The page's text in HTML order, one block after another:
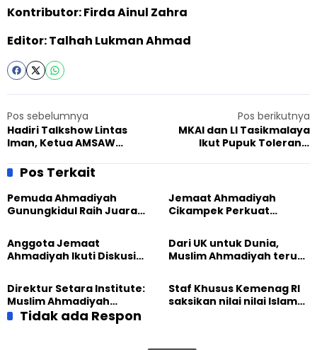
Kontributor: Firda Ainul Zahra
Editor: Talhah Lukman Ahmad
Pos sebelumnya
Hadiri Talkshow Lintas
Iman, Ketua AMSAW
Ahmadi Menjaga
Keberlangsung Ekologi
Pos berikutnya
MKAI dan LI Tasikmalaya
Ikut Pupuk Toleransi
Anak Muda
Pos Terkait
Pemuda Ahmadiyah
Gunungkidul Raih Juara
Jemaat Ahmadiyah
Cikampek Perkuat
Lewat Pengajian
Gabungan
Anggota Jemaat
Ahmadiyah Ikuti Diskusi
Dari UK untuk Dunia,
Muslim Ahmadiyah terus
Kemanusiaan Global
Direktur Setara Institute:
Muslim Ahmadiyah
membangun Perdamaian
Dunia dari “Infrastruktur
Staf Khusus Kemenag RI
saksikan nilai nilai Islam
Tidak ada Respon